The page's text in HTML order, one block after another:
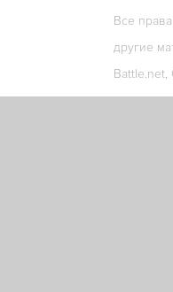
Все
другие